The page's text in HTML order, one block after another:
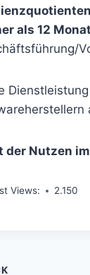
als 12
der Nutzen
Views: 2.150